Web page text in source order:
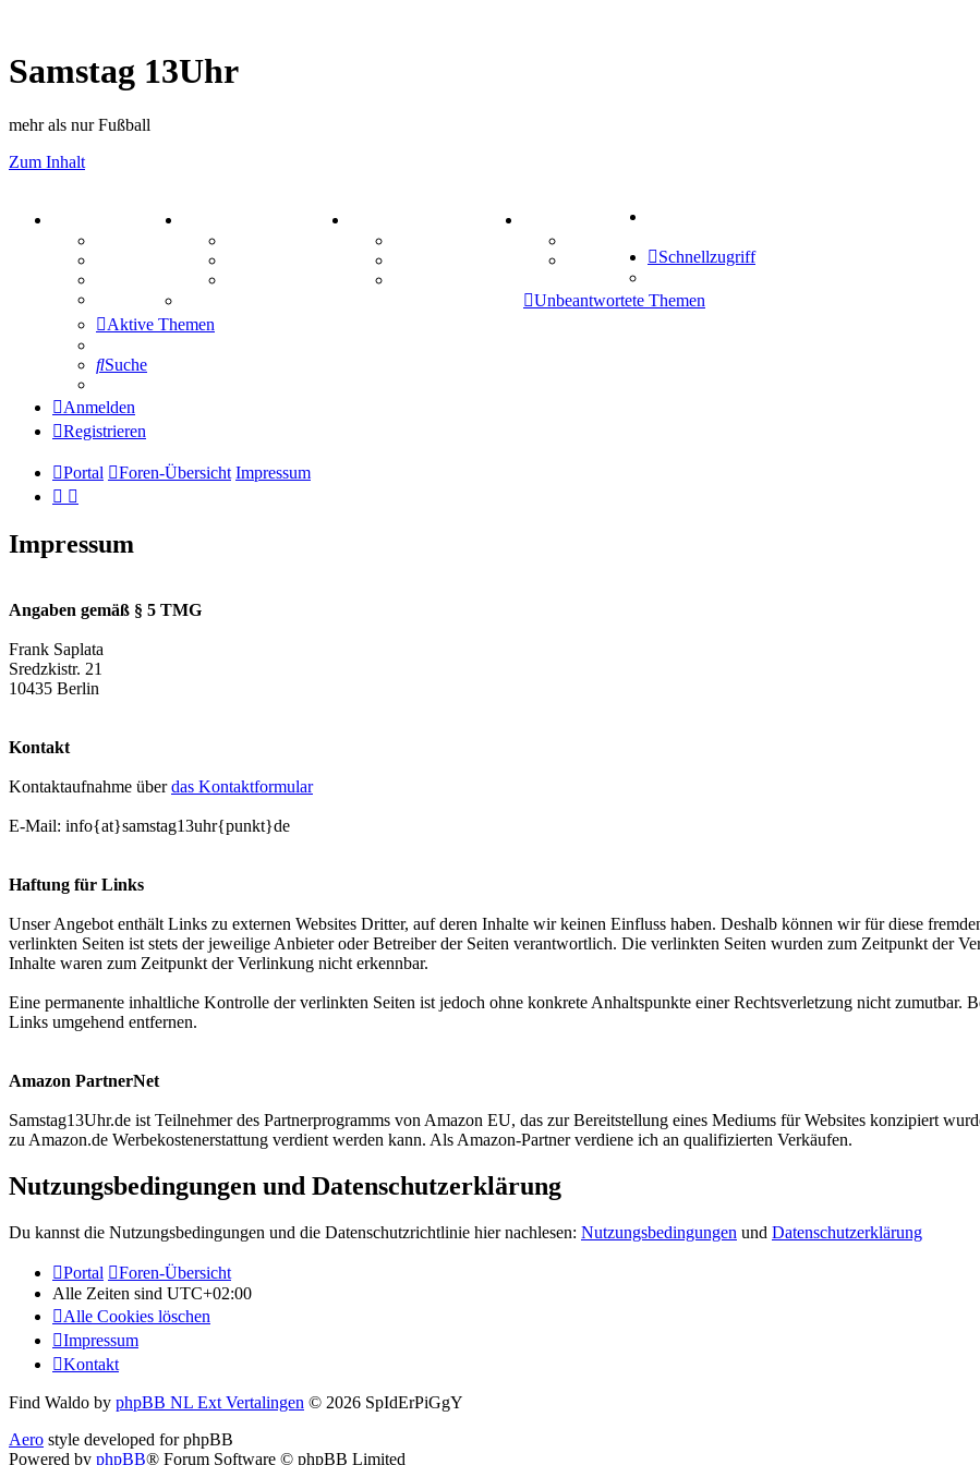
Samstag 13Uhr
mehr als nur Fußball
Zum Inhalt
Mastodon
Comunio
Schnellzugriff
Unbeantwortete Themen
Aktive Themen
Suche
Anmelden
Registrieren
Portal Foren-Übersicht Impressum
Impressum
Angaben gemäß § 5 TMG
Frank Saplata
Sredzkistr. 21
10435 Berlin
Kontakt
Kontaktaufnahme überdas Kontaktformular
E-Mail: info{at}samstag13uhr{punkt}de
Haftung für Links
Unser Angebot enthält Links zu externen Websites Dritter, auf deren Inhalte wir keinen Einfluss haben. Deshalb können wir für diese
verlinkten Seiten ist stets der jeweilige Anbieter oder Betreiber der Seiten verantwortlich. Die verlinkten Seiten wurden zum Zeitpunkt der
Inhalte waren zum Zeitpunkt der Verlinkung nicht erkennbar.
Eine permanente inhaltliche Kontrolle der verlinkten Seiten ist jedoch ohne konkrete Anhaltspunkte einer Rechtsverletzung nicht zumutbar.
Links umgehend entfernen.
Amazon PartnerNet
Samstag13Uhr.de ist Teilnehmer des Partnerprogramms von Amazon EU, das zur Bereitstellung eines Mediums für Websites konzipiert
zu Amazon.de Werbekostenerstattung verdient werden kann. Als Amazon-Partner verdiene ich an qualifizierten Verkäufen.
Nutzungsbedingungen und Datenschutzerklärung
Du kannst die Nutzungsbedingungen und die Datenschutzrichtlinie hier nachlesen: Nutzungsbedingungen und Datenschutzerklärung
Portal
Foren-Übersicht
Alle Zeiten sind UTC+02:00
Alle Cookies löschen
Impressum
Kontakt
Find Waldo by phpBB NL Ext Vertalingen © 2026 SpIdErPiGgY
Aero style developed for phpBB
Powered by phpBB® Forum Software © phpBB Limited